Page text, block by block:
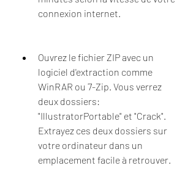
connexion internet.
Ouvrez le fichier ZIP avec un
logiciel d'extraction comme
WinRAR ou 7-Zip. Vous verrez
deux dossiers:
"IllustratorPortable" et "Crack".
Extrayez ces deux dossiers sur
votre ordinateur dans un
emplacement facile à retrouver.